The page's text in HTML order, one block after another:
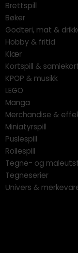
Brettspill
Bøker
Godteri, mat &
Hobby & fritid
Klær
Kortspill &
KPOP & musikk
LEGO
Manga
Merchandise &
Miniatyrspill
Puslespill
Rollespill
Tegne- og
Tegneserier
Univers &